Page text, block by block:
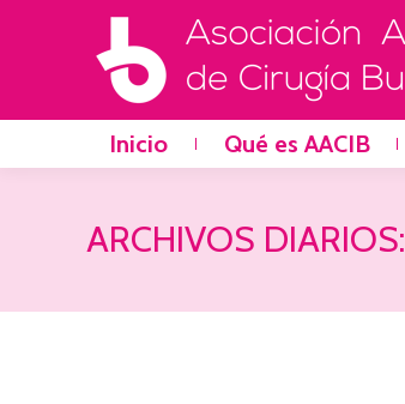
Inicio Qué es AACIB
ARCHIVOS DIARIOS: